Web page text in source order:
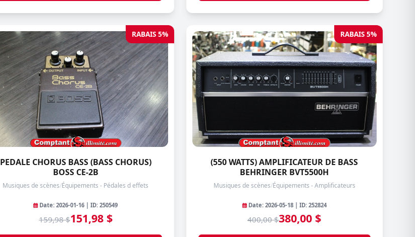
RABAIS 5%
PEDALE CHORUS BASS (BASS CHORUS)
BOSS CE-2B
Musiques de scènes/Équipements - Pédales d effets
Date: 2026-01-16 | ID: 250549
159,98 $151,98 $
RABAIS 5%
(550 WATTS) AMPLIFICATEUR DE BASS
BEHRINGER BVT5500H
Musiques de scènes/Équipements - Amplificateurs
Date: 2026-05-18 | ID: 252824
400,00 $380,00 $